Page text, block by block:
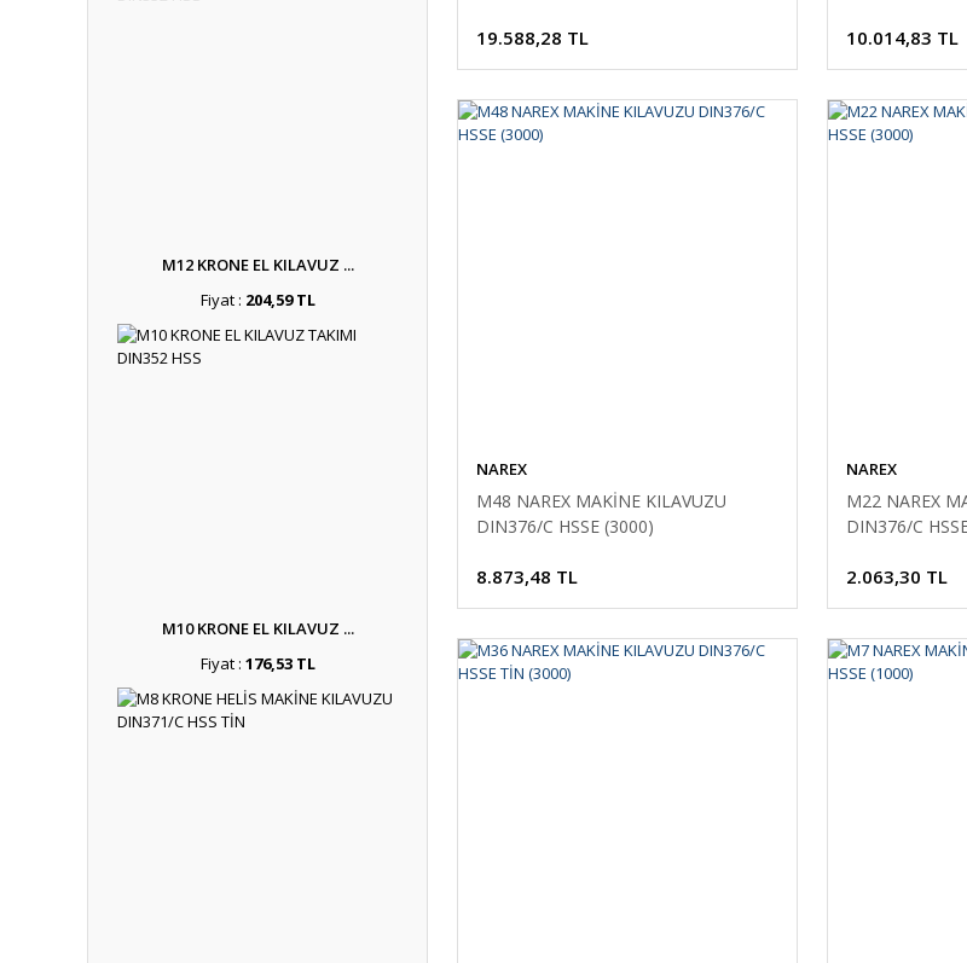
M12 KRONE EL KILAVUZ ...
Fiyat : 204,59 TL
M10 KRONE EL KILAVUZ ...
Fiyat : 176,53 TL
19.588,28 TL 10.014,83 TL
NAREX
M48 NAREX MAKİNE KILAVUZU
DIN376/C HSSE (3000)
8.873,48 TL
NAREX
M22 NAREX
DIN376/C
2.063,30 TL